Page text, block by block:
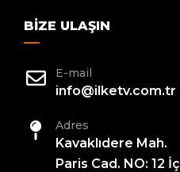
BIZE ULAŞIN
E-mail
info@ilketv.com.tr
Adres
Kavaklıdere Mah.
Paris Cad. NO: 12 İç